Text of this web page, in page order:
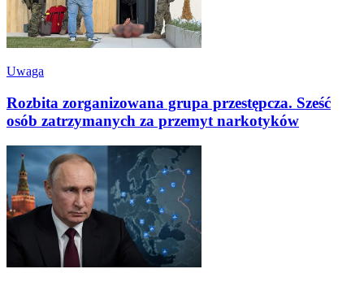
Uwaga
Rozbita zorganizowana grupa przestępcza. Sześć
osób zatrzymanych za przemyt narkotyków